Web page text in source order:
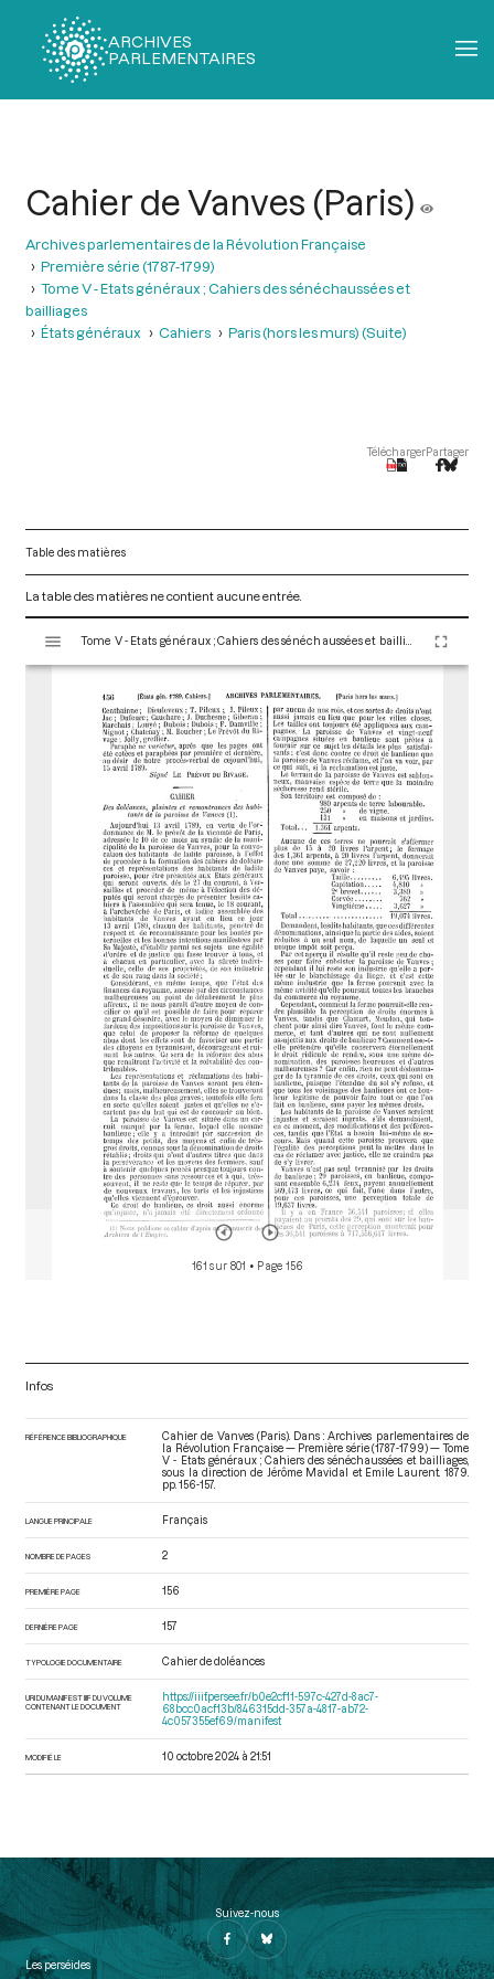
ARCHIVES
PARLEMENTAIRES
Cahier de Vanves (Paris)
Archives parlementaires de la Révolution Française
Première série (1787-1799)
Tome V - Etats généraux ; Cahiers des sénéchaussées et
bailliages
États généraux
Cahiers Paris (hors les murs) (Suite)
TéléchargerPartager
Table des matières
La table des matières ne contient aucune entrée.
s
161 sur 801 • Page 156
Infos
RÉFÉRENCE BIBLIOGRAPHIQUE
Cahier de Vanves (Paris). Dans : Archives parlementaires de
la Révolution Française — Première série (1787-1799) — Tome
V - Etats généraux ; Cahiers des sénéchaussées et bailliages,
sous la direction de Jérôme Mavidal et Emile Laurent. 1879.
pp. 156-157.
LANGUE PRINCIPALE Français
NOMBRE DE PAGES 2
PREMIÈRE PAGE 156
DERNIÈRE PAGE 157
TYPOLOGIE DOCUMENTAIRE Cahier de doléances
URI DU MANIFEST IIIF DU VOLUME
CONTENANT LE DOCUMENT
https://iiif.persee.fr/b0e2cf11-597c-427d-8ac7-
68bcc0acf13b/846315dd-357a-4817-ab72-
4c057355ef69/manifest
MODIFIÉ LE 10 octobre 2024 à 21:51
Suivez-nous
Les perséides